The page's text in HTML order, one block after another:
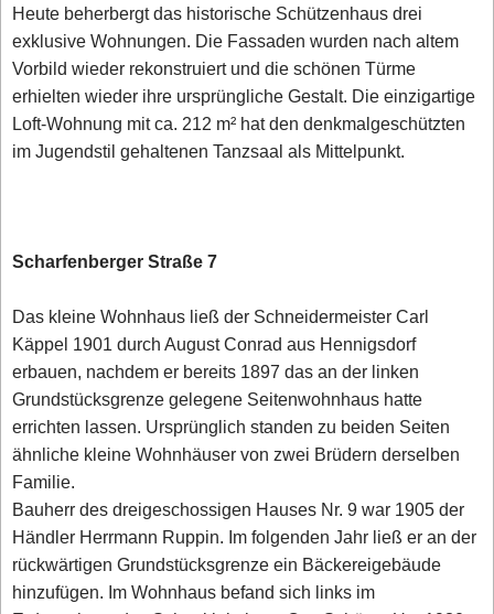
Heute beherbergt das historische Schützenhaus drei
exklusive Wohnungen. Die Fassaden wurden nach altem
Vorbild wieder rekonstruiert und die schönen Türme
erhielten wieder ihre ursprüngliche Gestalt. Die einzigartige
Loft-Wohnung mit ca. 212 m² hat den denkmalgeschützten
im Jugendstil gehaltenen Tanzsaal als Mittelpunkt.
Scharfenberger Straße 7
Das kleine Wohnhaus ließ der Schneidermeister Carl
Käppel 1901 durch August Conrad aus Hennigsdorf
erbauen, nachdem er bereits 1897 das an der linken
Grundstücksgrenze gelegene Seitenwohnhaus hatte
errichten lassen. Ursprünglich standen zu beiden Seiten
ähnliche kleine Wohnhäuser von zwei Brüdern derselben
Familie.
Bauherr des dreigeschossigen Hauses Nr. 9 war 1905 der
Händler Herrmann Ruppin. Im folgenden Jahr ließ er an der
rückwärtigen Grundstücksgrenze ein Bäckereigebäude
hinzufügen. Im Wohnhaus befand sich links im